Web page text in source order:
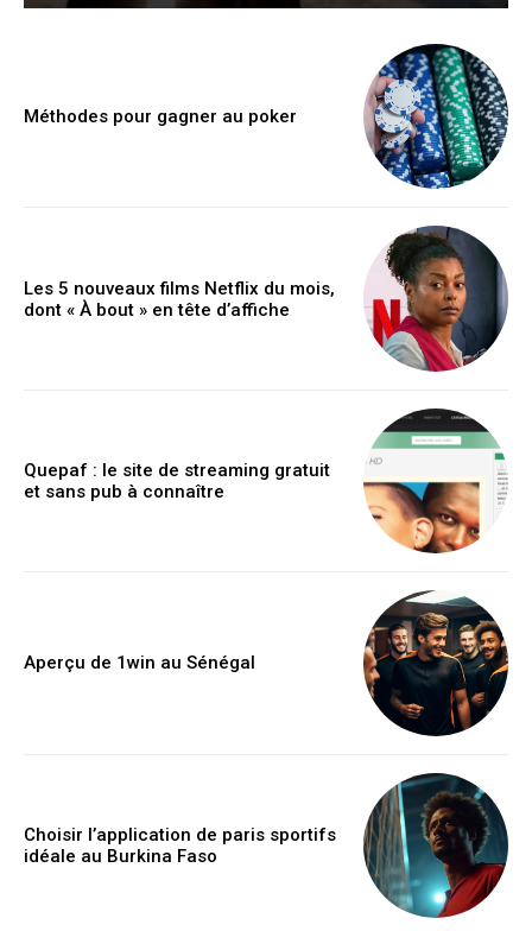
Méthodes pour gagner au poker
Les 5 nouveaux films Netflix du mois,
dont « À bout » en tête d’affiche
Quepaf : le site de streaming gratuit
et sans pub à connaître
Aperçu de 1win au Sénégal
Choisir l’application de paris sportifs
idéale au Burkina Faso